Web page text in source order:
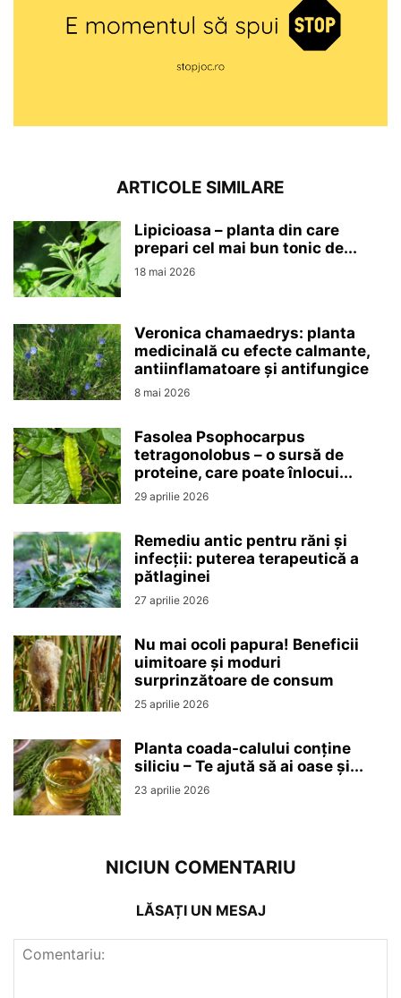
ARTICOLE SIMILARE
Lipicioasa – planta din care
prepari cel mai bun tonic de...
18 mai 2026
Veronica chamaedrys: planta
medicinală cu efecte calmante,
antiinflamatoare și antifungice
8 mai 2026
Fasolea Psophocarpus
tetragonolobus – o sursă de
proteine, care poate înlocui...
29 aprilie 2026
Remediu antic pentru răni și
infecții: puterea terapeutică a
pătlaginei
27 aprilie 2026
Nu mai ocoli papura! Beneficii
uimitoare și moduri
surprinzătoare de consum
25 aprilie 2026
Planta coada-calului conține
siliciu – Te ajută să ai oase și...
23 aprilie 2026
NICIUN COMENTARIU
LĂSAȚI UN MESAJ